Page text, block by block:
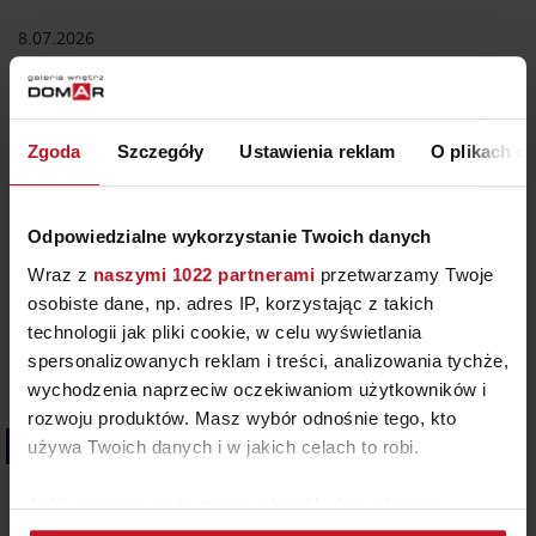
Zgoda Szczegóły Ustawienia reklam O plikach
Odpowiedzialne wykorzystanie Twoich danych
Wraz z naszymi 1022 partnerami przetwarzamy Twoje
osobiste dane, np. adres IP, korzystając z takich
technologii jak pliki cookie, w celu wyświetlania
spersonalizowanych reklam i treści, analizowania tychże,
wychodzenia naprzeciw oczekiwaniom użytkowników i
rozwoju produktów. Masz wybór odnośnie tego, kto
używa Twoich danych i w jakich celach to robi.
Jeśli wyrazisz na to zgodę, chcielibyśmy również:
8.07.2026
HORTENSIA – FOTEL, KTÓRY NAJPIERW PODBIŁ
INTERNET
Czy ikona designu może narodzić się w komputerze?
fotorealistyczny render fotela inspirowanego kwiatem
hortensji. Mebel nie istniał, a mimo to zachwycił
tysiące osób, które chciały go kupić. Problem? Był tylko
cyfrowym obrazem. Aby urzeczywistnić swoją wizję,
Reisinger zaprosił do współpracy projektantkę
tekstyliów Júlię…
Kolor we wnętrzach